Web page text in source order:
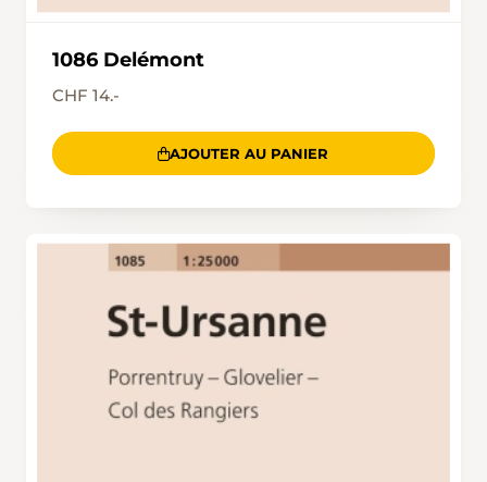
1086 Delémont
CHF 14.-
AJOUTER AU PANIER